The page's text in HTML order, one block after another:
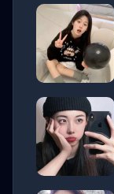
穷街
公主
巴比
伦5号:
归乡
路